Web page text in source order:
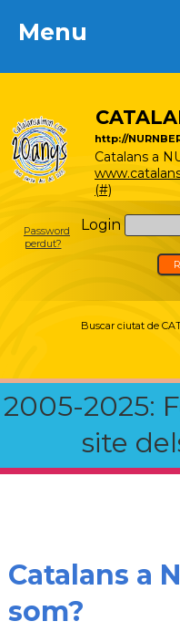
Menu
http://
Catalans a
(#)
Login
Password
perdut?
Buscar ciutat de
2005-2025:
site
Menu
Catalans a
som?